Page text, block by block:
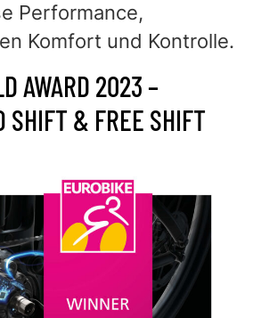
Performance,
Komfort und Kontrolle.
AWARD 2023 –
SHIFT & FREE SHIFT